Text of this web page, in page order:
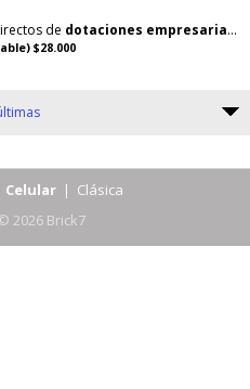
de dotaciones empresariales
$28.000
Celular | Clásica
2026 Brick7